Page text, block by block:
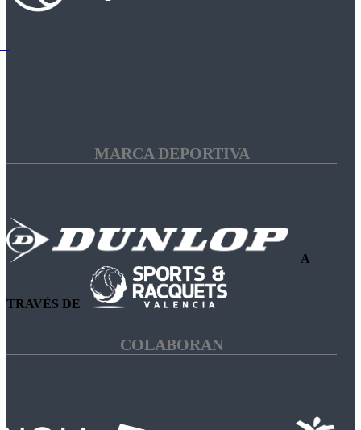
MARCA DEPORTIVA
A
TRAVÉS DE
COLABORAN